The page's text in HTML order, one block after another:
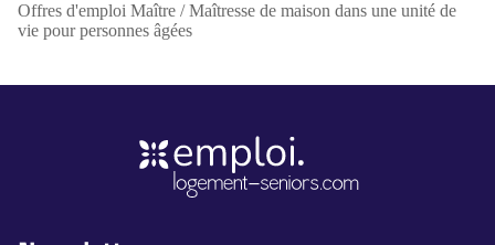
Offres d'emploi Maître / Maîtresse de maison dans une unité de
vie pour personnes âgées